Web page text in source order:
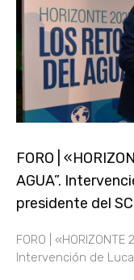
FORO |
AGUA”.
presidente del
FORO | «HORIZONTE
Intervención de